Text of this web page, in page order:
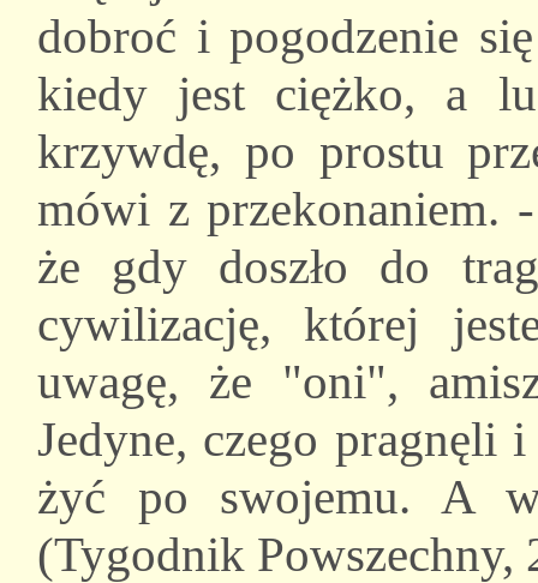
dobroć i pogodzenie
kiedy jest ciężko, a
krzywdę, po prostu
mówi z przekonaniem.
że gdy doszło do
cywilizację, której
uwagę, że "oni",
Jedyne, czego pragnęli
żyć po swojemu. A
(Tygodnik Powszechny,